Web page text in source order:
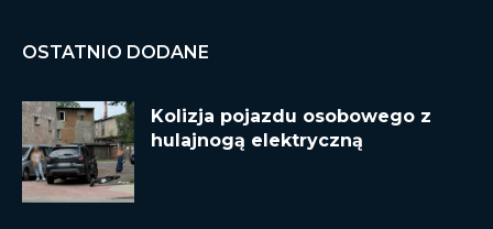
OSTATNIO DODANE
Kolizja pojazdu osobowego z
hulajnogą elektryczną